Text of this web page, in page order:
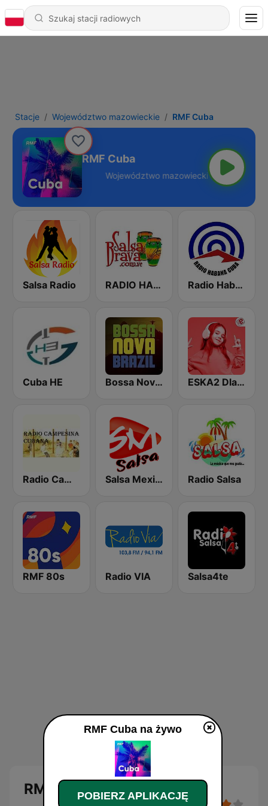
Stacje Województwo mazowieckie RMF Cuba
RMF Cuba
- Online
Salsa Radio RADIO HABANA SON CUBA Radio Habana Cuba
Cuba HE Bossa Nova Brazil ESKA2 Dla Dzieci
Radio Campesina Cubana Salsa Mexico Radio Salsa
RMF 80s Radio VIA Salsa4te
RMF Cuba
RMF Cuba na żywo
POBIERZ APLIKACJĘ